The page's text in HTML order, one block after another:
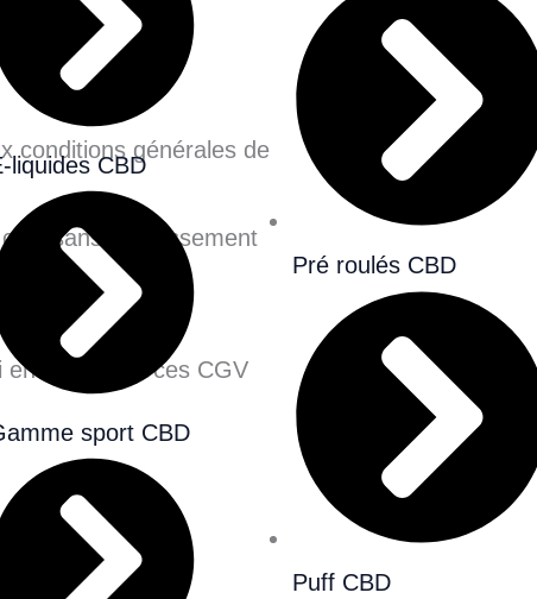
liquides CBD
sport CBD
Pré roulés CBD
Puff CBD
conditions générales de
sans avertissement
en acceptant ces CGV